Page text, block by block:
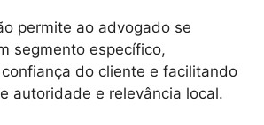
permite ao advogado se
segmento específico,
do cliente e facilitando
autoridade e relevância local.